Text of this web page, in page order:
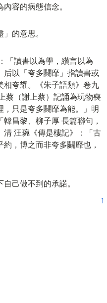
容的病態信念。
的意思。
「讀書以為學，纘言以為
以「夸多鬭靡」指讀書或
相夸耀。《朱子語類》卷九
蔡（謝上蔡）記誦為玩物喪
只是夸多鬭靡為能。」明
昌黎、柳子厚 長篇聯句，
汪琬《傳是樓記》：「古
，博之而非夸多鬭靡也，
己做不到的承諾。
↑